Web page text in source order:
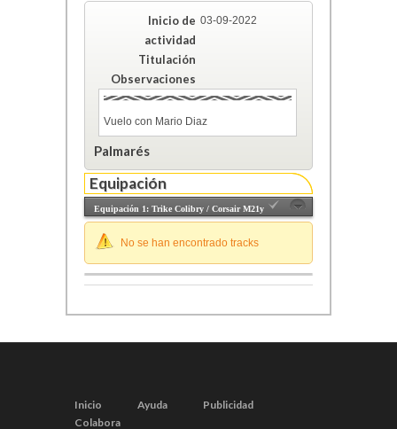
Inicio de
actividad
03-09-2022
Titulación
Observaciones
Vuelo con Mario Diaz
Palmarés
Equipación
Equipación 1: Trike Colibry / Corsair M21y
No se han encontrado tracks
Inicio Ayuda
Publicidad
Colabora